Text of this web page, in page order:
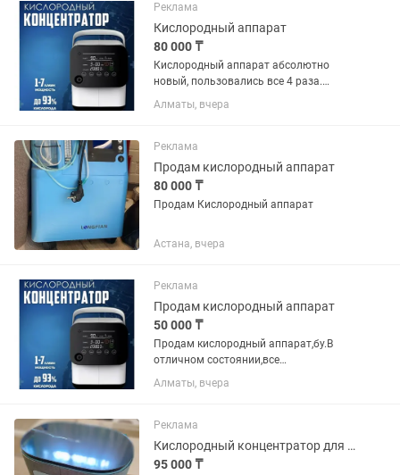
Реклама
Кислородный аппарат
80 000 ₸
Кислородный аппарат абсолютно
новый, пользовались все 4 раза.
Полный комплект, полностью в
рабочем состоянии. Продаëм, так как
именно под наши запросы. К самому...
Алматы, вчера
Реклама
Продам кислородный аппарат
80 000 ₸
Продам Кислородный аппарат
Астана, вчера
Реклама
Продам кислородный аппарат
50 000 ₸
Продам кислородный аппарат,бу.В
отличном состоянии,все
комплектующие есть.Срочно нужны
деньги.Не звонить!!!Пишите
Алматы, вчера
Реклама
Кислородный концентратор для дыхания. Новый.
95 000 ₸